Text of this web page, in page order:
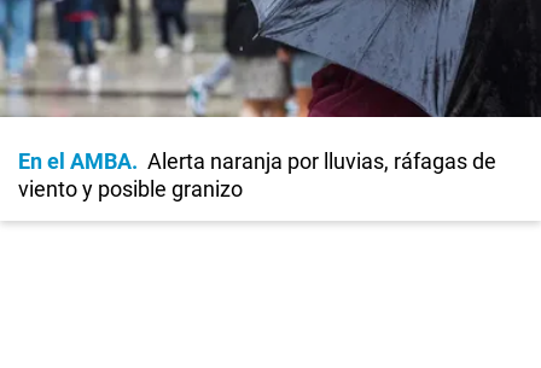
En el AMBA
Alerta naranja por lluvias, ráfagas de
viento y posible granizo